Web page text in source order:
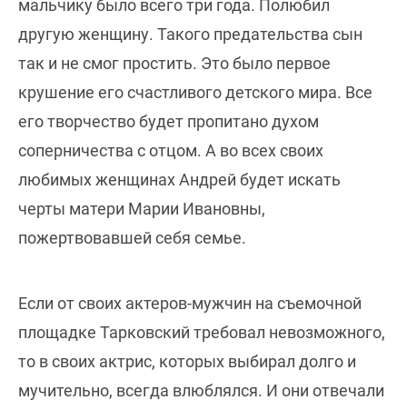
мальчику было всего три года. Полюбил
другую женщину. Такого предательства сын
так и не смог простить. Это было первое
крушение его счастливого детского мира. Все
его творчество будет пропитано духом
соперничества с отцом. А во всех своих
любимых женщинах Андрей будет искать
черты матери Марии Ивановны,
пожертвовавшей себя семье.
Если от своих актеров-мужчин на съемочной
площадке Тарковский требовал невозможного,
то в своих актрис, которых выбирал долго и
мучительно, всегда влюблялся. И они отвечали